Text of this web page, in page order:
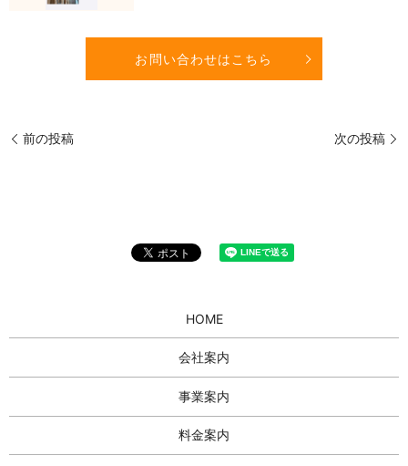
お問い合わせはこちら
前の投稿 次の投稿
HOME
会社案内
事業案内
料金案内